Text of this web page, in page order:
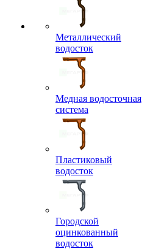
Металлический
водосток
Медная водосточная
система
Пластиковый
водосток
Городской
оцинкованный
водосток